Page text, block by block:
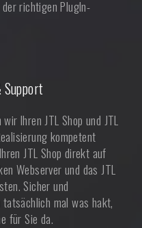
richtigen PlugIn-
Support
Ihren JTL Shop und JTL
kompetent
JTL Shop direkt auf
Webserver und das JTL
Sicher und
mal was hakt,
für Sie da.